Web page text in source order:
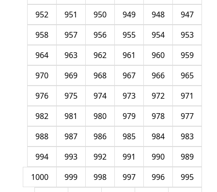
947
948
949
950
951
952
953
954
955
956
957
958
959
960
961
962
963
964
965
966
967
968
969
970
971
972
973
974
975
976
977
978
979
980
981
982
983
984
985
986
987
988
989
990
991
992
993
994
995
996
997
998
999
1000